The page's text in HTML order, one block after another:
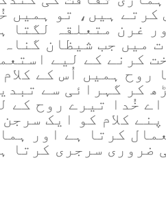
کرتے ہیں، تو ہمیں
غرن متعلقہ لگتا
میں جب شیظان گناہ
کرنے کے لیے
روح ہمیں اُس کے
کر گہرائی سے
اے خُدا تیرے روح کے
کلام کو ایک
کرتا ہے اور
ضروری سرجری کرتا